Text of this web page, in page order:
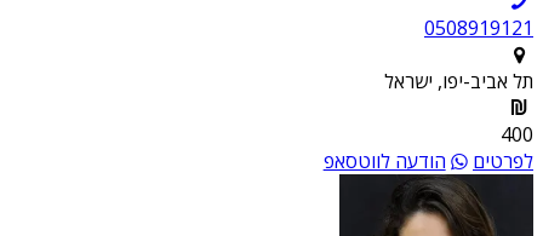
0508919121
תל אביב-יפו, ישראל
400
לפרטים
הודעה לווטסאפ